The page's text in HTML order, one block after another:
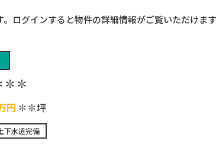
ログインすると物件の詳細情報がご覧いただけます
円 ✽✽坪
下水道完備